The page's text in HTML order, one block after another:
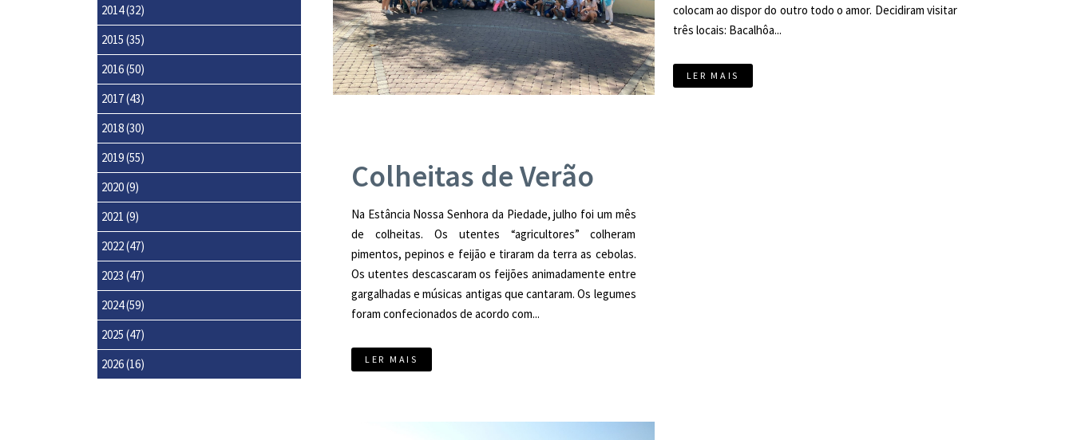
2014(32)
2015 (35)
2016(50)
2017(43)
2018(30)
2019(55)
2020(9)
2021 (9)
2022(47)
2023 (47)
2024(59)
2025 (47)
2026(16)
colocam ao dispor do outro todo o amor. Decidiram visitar
três locais: Bacalhôa...
LER MAIS
Colheitas de Verão
Na Estância Nossa Senhora da Piedade, julho foi um mês
de colheitas. Os utentes “agricultores” colheram
pimentos, pepinos e feijão e tiraram da terra as cebolas.
Os utentes descascaram os feijões animadamente entre
gargalhadas e músicas antigas que cantaram. Os legumes
foram confecionados de acordo com...
LER MAIS